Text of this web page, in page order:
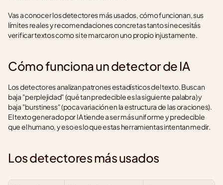
Vas a conocer los detectores más usados, cómo funcionan, sus
límites reales y recomendaciones concretas tanto si necesitás
verificar textos como si te marcaron uno propio injustamente.
Cómo funciona un detector de IA
Los detectores analizan patrones estadísticos del texto. Buscan
baja "perplejidad" (qué tan predecible es la siguiente palabra) y
baja "burstiness" (poca variación en la estructura de las oraciones).
El texto generado por IA tiende a ser más uniforme y predecible
que el humano, y eso es lo que estas herramientas intentan medir.
Los detectores más usados